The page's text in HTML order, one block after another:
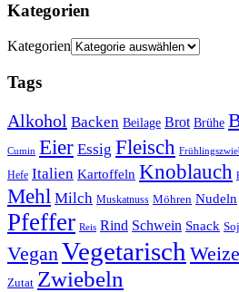
Kategorien
Kategorien
Tags
Alkohol Backen Beilage Brot Brühe
Cumin Eier Essig Fleisch
Hefe Italien Kartoffeln Knoblauch
Mehl Milch Muskatnuss Möhren Nudeln
Pfeffer Reis Rind Schwein Snack
Vegan Vegetarisch
Zutat Zwiebeln